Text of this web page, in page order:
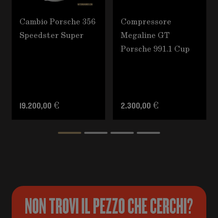
Cambio Porsche 356
Speedster Super
19.200,00 €
Compressore
Megaline GT
Porsche 991.1 Cup
2.300,00 €
NON TROVI IL PEZZO CHE CERCHI?